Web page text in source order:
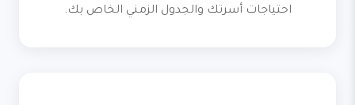
احتياجات أسرتك والجدول الزمني الخاص بك.